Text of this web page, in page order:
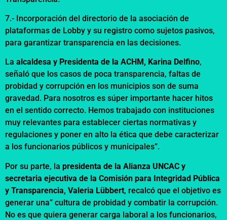
7.- Incorporación del directorio de la asociación de
plataformas de Lobby y su registro como sujetos pasivos,
para garantizar transparencia en las decisiones.
La alcaldesa y Presidenta de la ACHM, Karina Delfino,
señaló que los casos de poca transparencia, faltas de
probidad y corrupción en los municipios son de suma
gravedad. Para nosotros es súper importante hacer hitos
en el sentido correcto. Hemos trabajado con instituciones
muy relevantes para establecer ciertas normativas y
regulaciones y poner en alto la ética que debe caracterizar
a los funcionarios públicos y municipales”.
Por su parte, la presidenta de la Alianza UNCAC y
secretaria ejecutiva de la Comisión para Integridad Pública
y Transparencia, Valeria Lübbert, recalcó que el objetivo es
generar una” cultura de probidad y combatir la corrupción.
No es que quiera generar carga laboral a los funcionarios,